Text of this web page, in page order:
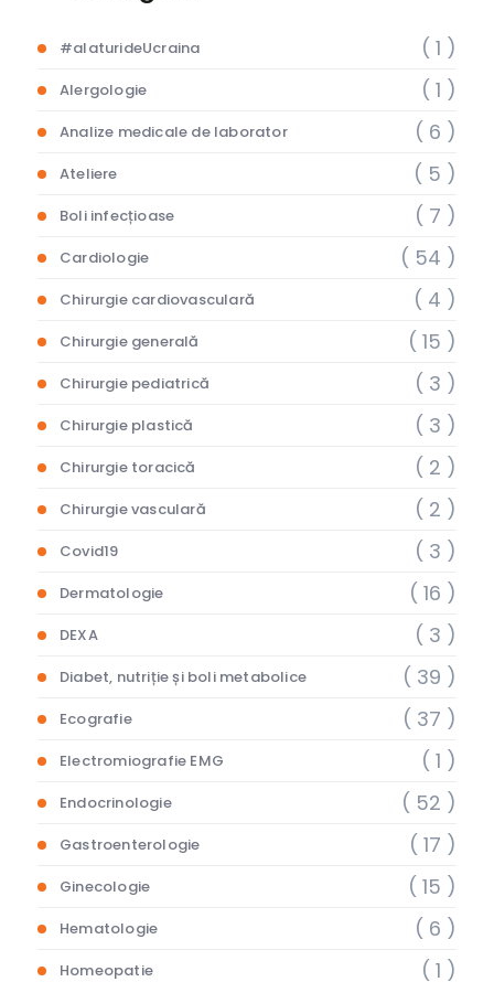
#alaturideUcraina ( 1 )
Alergologie ( 1 )
Analize medicale de laborator ( 6 )
Ateliere ( 5 )
Boli infecțioase ( 7 )
Cardiologie ( 54 )
Chirurgie cardiovasculară ( 4 )
Chirurgie generală ( 15 )
Chirurgie pediatrică ( 3 )
Chirurgie plastică ( 3 )
Chirurgie toracică ( 2 )
Chirurgie vasculară ( 2 )
Covid19 ( 3 )
Dermatologie ( 16 )
DEXA ( 3 )
Diabet, nutriție și boli metabolice ( 39 )
Ecografie ( 37 )
Electromiografie EMG ( 1 )
Endocrinologie ( 52 )
Gastroenterologie ( 17 )
Ginecologie ( 15 )
Hematologie ( 6 )
Homeopatie ( 1 )